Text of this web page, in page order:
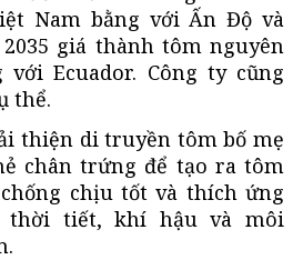
Nam bằng với Ấn Độ và
giá thành tôm nguyên
Ecuador. Công ty cũng
thể.
thiện di truyền tôm bố mẹ
chân trứng để tạo ra tôm
chịu tốt và thích ứng
thời tiết, khí hậu và môi